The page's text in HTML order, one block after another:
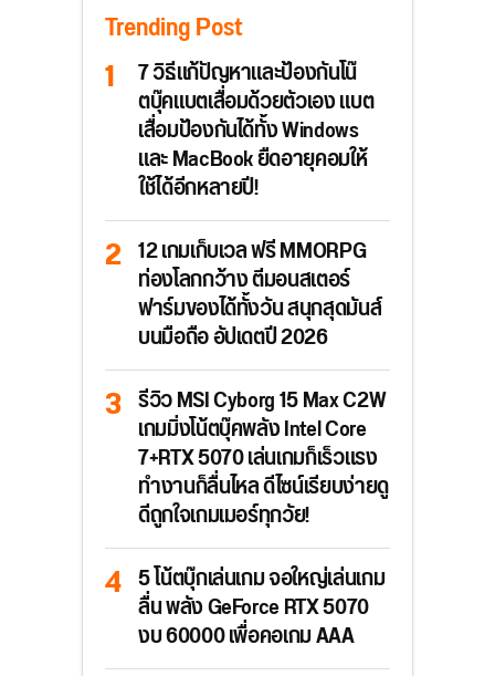
Trending Post
7 วิธีแก้ปัญหาและป้องกันโน๊
ตบุ๊คแบตเสื่อมด้วยตัวเอง แบต
เสื่อมป้องกันได้ทั้ง Windows
และ MacBook ยืดอายุคอมให้
ใช้ได้อีกหลายปี!
12 เกมเก็บเวล ฟรี MMORPG
ท่องโลกกว้าง ตีมอนสเตอร์
ฟาร์มของได้ทั้งวัน สนุกสุดมันส์
บนมือถือ อัปเดตปี 2026
รีวิว MSI Cyborg 15 Max C2W
เกมมิ่งโน้ตบุ๊คพลัง Intel Core
7+RTX 5070 เล่นเกมก็เร็วแรง
ทำงานก็ลื่นไหล ดีไซน์เรียบง่ายดู
ดีถูกใจเกมเมอร์ทุกวัย!
5 โน้ตบุ๊กเล่นเกม จอใหญ่เล่นเกม
ลื่น พลัง GeForce RTX 5070
งบ 60000 เพื่อคอเกม AAA